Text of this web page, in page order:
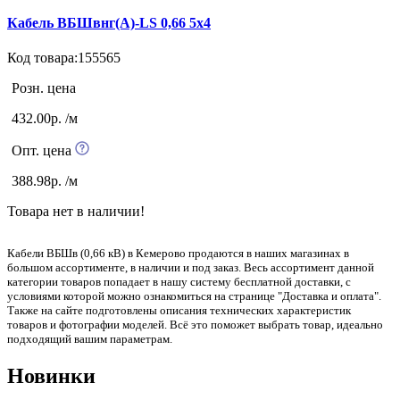
Кабель ВБШвнг(А)-LS 0,66 5х4
Код товара:155565
Розн. цена
432.00р. /м
Опт. цена
388.98р. /м
Товара нет в наличии!
Кабели ВБШв (0,66 кВ) в Кемерово продаются в наших магазинах в
большом ассортименте, в наличии и под заказ. Весь ассортимент данной
категории товаров попадает в нашу систему бесплатной доставки, с
условиями которой можно ознакомиться на странице "Доставка и оплата".
Также на сайте подготовлены описания технических характеристик
товаров и фотографии моделей. Всё это поможет выбрать товар, идеально
подходящий вашим параметрам.
Новинки